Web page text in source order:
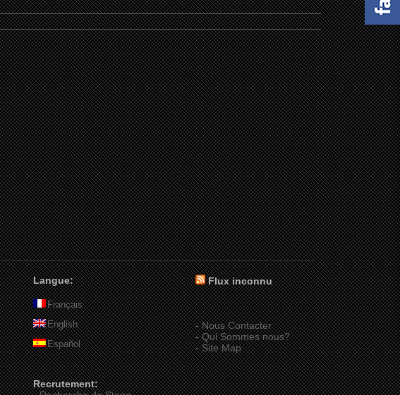
Langue:
Français
English
Español
Recrutement:
Flux inconnu
-Nous Contacter
-Qui Sommes nous?
-Site Map